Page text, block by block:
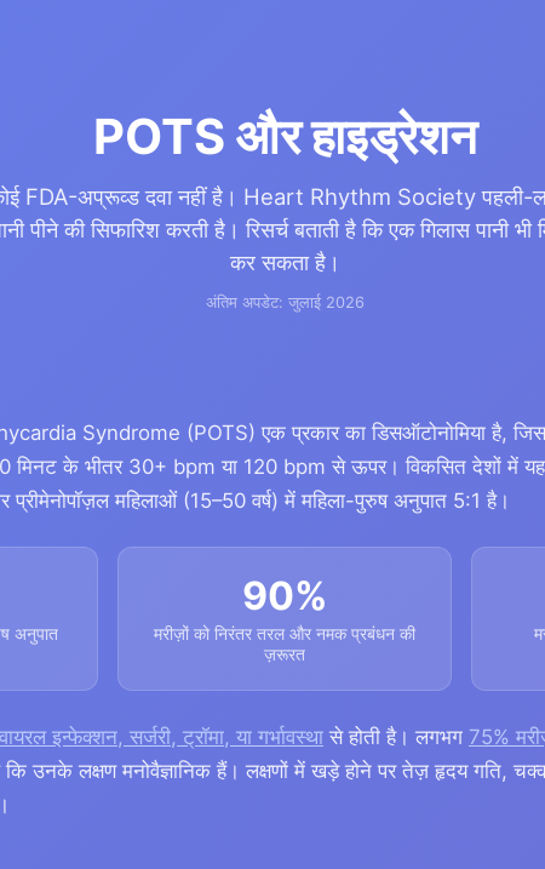
POTS और हाइड्रेशन
FDA-अप्रूव्ड दवा नहीं है। Heart Rhythm Society पहली-
पीने की सिफारिश करती है। रिसर्च बताती है कि एक गिलास पानी
कर सकता है।
अंतिम अपडेट: जुलाई 2026
Syndrome (POTS) एक प्रकार का डिसऑटोनोमिया है,
मिनट के भीतर 30+ bpm या 120 bpm से ऊपर। विकसित देशों में यह
प्रीमेनोपॉज़ल महिलाओं (15–50 वर्ष) में महिला-पुरुष अनुपात 5:1 है।
अनुपात
90%
मरीज़ों को निरंतर तरल और नमक प्रबंधन की
ज़रूरत
वायरल इन्फेक्शन, सर्जरी, ट्रॉमा, या गर्भावस्था से होती है। लगभग 75%
उनके लक्षण मनोवैज्ञानिक हैं। लक्षणों में खड़े होने पर तेज़ हृदय गति,